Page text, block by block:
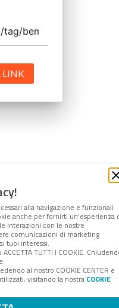
alla navigazione e funzionali
anche per fornirti un’esperienza
interazioni con le nostre
comunicazioni di marketing
tuoi interessi.
TUTTI I COOKIE.
al nostro COOKIE CENTER e
visitando la nostra COOKIE
LINK